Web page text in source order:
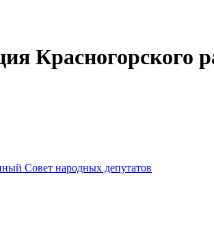
Красногорского
Совет народных депутатов